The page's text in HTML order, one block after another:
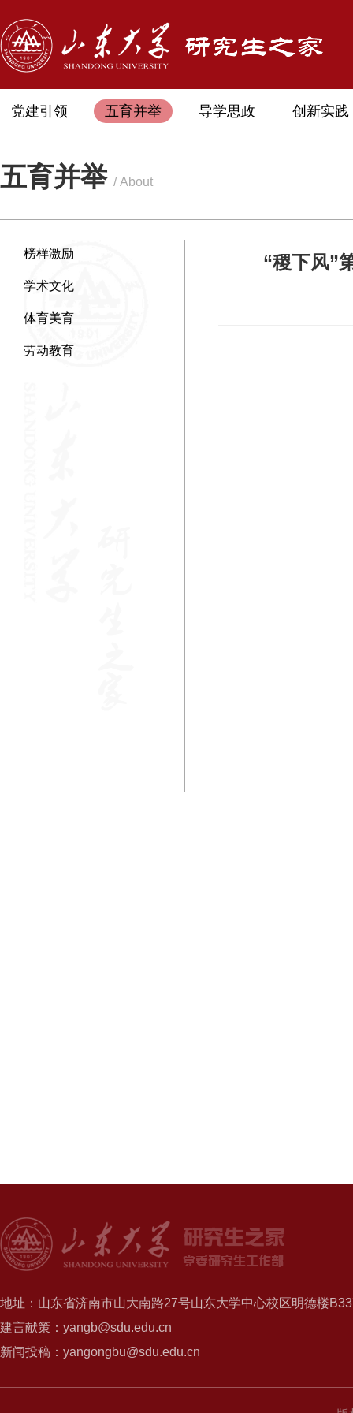
党建引领 五育并举 导学思政 创新实践
五育并举 / About
榜样激励
学术文化
体育美育
劳动教育
“稷下风”
地址：山东省济南市山大南路27号山东大学中心校区明德楼
建言献策：yangb@sdu.edu.cn
新闻投稿：yangongbu@sdu.edu.cn